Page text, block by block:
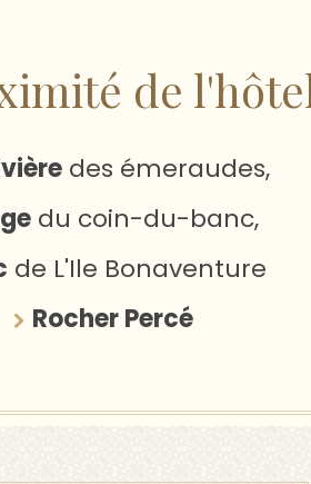
de
des émeraudes,
du coin-du-banc,
de L'Ile Bonaventure
Rocher Percé